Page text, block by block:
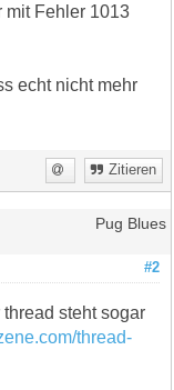
mit Fehler 1013
echt nicht mehr
Zitieren
Pug Blues
#2
steht sogar
thread-